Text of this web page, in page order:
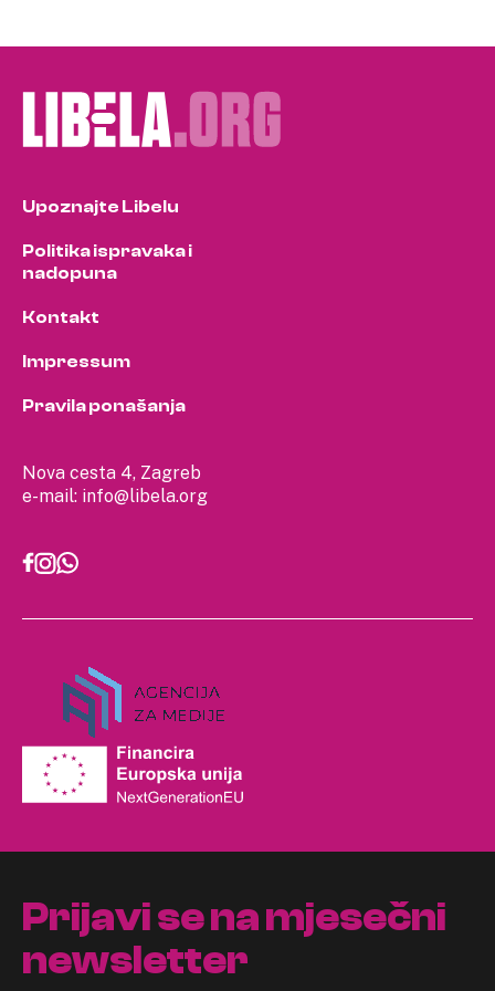
Nova cesta 4, Zagreb
e-mail: info@libela.org
Upoznajte Libelu
Politika ispravaka i
nadopuna
Kontakt
Impressum
Pravila ponašanja
Prijavi se na mjesečni
newsletter